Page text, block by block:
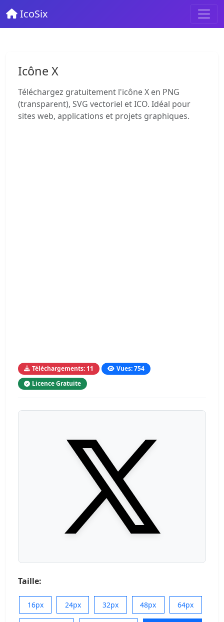
IcoSix
Icône X
Téléchargez gratuitement l'icône X en PNG
(transparent), SVG vectoriel et ICO. Idéal pour
sites web, applications et projets graphiques.
Téléchargements: 11
Vues: 754
Licence Gratuite
Taille:
16px 24px 32px 48px 64px